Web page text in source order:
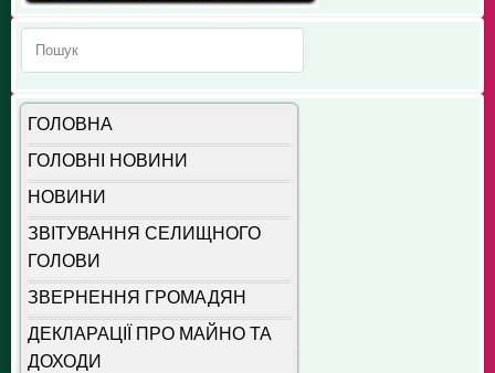
ГОЛОВНА
ГОЛОВНІ НОВИНИ
НОВИНИ
ЗВІТУВАННЯ СЕЛИЩНОГО
ГОЛОВИ
ЗВЕРНЕННЯ ГРОМАДЯН
ДЕКЛАРАЦІЇ ПРО МАЙНО ТА
ДОХОДИ